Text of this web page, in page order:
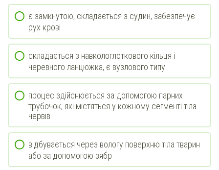
є замкнутою, складається з судин, забезпечує
рух крові
складається з навкологлоткового кільця і
черевного ланцюжка, є вузлового типу
процес здійснюється за допомогою парних
трубочок, які містяться у кожному сегменті тіла
червів
відбувається через вологу поверхню тіла тварин
або за допомогою зябр